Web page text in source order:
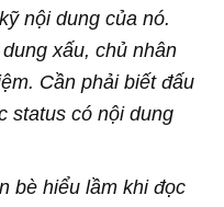
nội dung của nó.
xấu, chủ nhân
Cần phải biết đấu
status có nội dung
bè hiểu lầm khi đọc